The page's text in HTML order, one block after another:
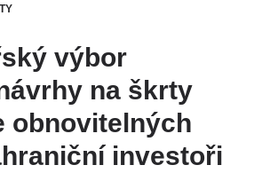
výbor
na škrty
obnovitelných
investoři